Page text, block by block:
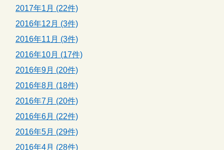
2017年1月 (22件)
2016年12月 (3件)
2016年11月 (3件)
2016年10月 (17件)
2016年9月 (20件)
2016年8月 (18件)
2016年7月 (20件)
2016年6月 (22件)
2016年5月 (29件)
2016年4月 (28件)